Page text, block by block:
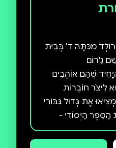
מִכִּתָּה ד' בְּבֵית
גֵ'רוֹם
שֶׁהֵם אוֹהֲבִים
לִיצֹר חוֹבְרוֹת
אֶת גְּדוֹל גִּבּוֹרֵי
הַסֵּפֶר הַיְּסוֹדִי -
וְהֵרוֹלְד לֹא תֵּאֲרוּ
יִפְגְּשׁוּ פָּנִים אֶל